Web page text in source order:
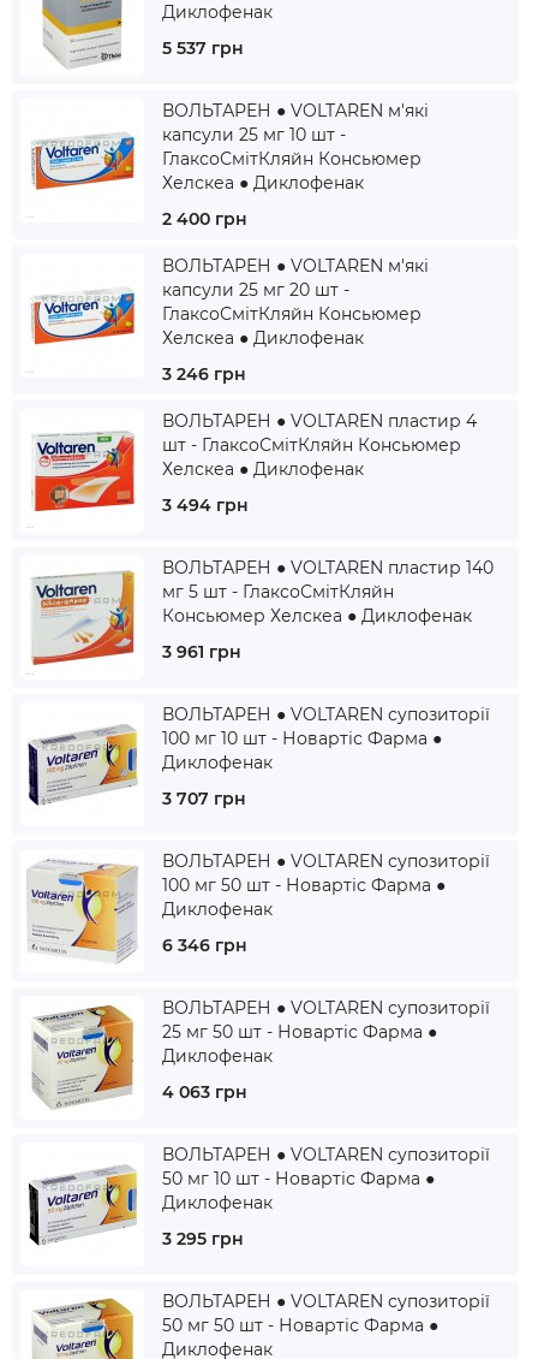
Диклофенак
5 537 грн
ВОЛЬТАРЕН ● VOLTAREN м'які
капсули 25 мг 10 шт -
ГлаксоСмітКляйн Консьюмер
Хелскеа ● Диклофенак
2 400 грн
ВОЛЬТАРЕН ● VOLTAREN м'які
капсули 25 мг 20 шт -
ГлаксоСмітКляйн Консьюмер
Хелскеа ● Диклофенак
3 246 грн
ВОЛЬТАРЕН ● VOLTAREN пластир 4
шт - ГлаксоСмітКляйн Консьюмер
Хелскеа ● Диклофенак
3 494 грн
ВОЛЬТАРЕН ● VOLTAREN пластир 140
мг 5 шт - ГлаксоСмітКляйн
Консьюмер Хелскеа ● Диклофенак
3 961 грн
ВОЛЬТАРЕН ● VOLTAREN супозиторії
100 мг 10 шт - Новартіс Фарма ●
Диклофенак
3 707 грн
ВОЛЬТАРЕН ● VOLTAREN супозиторії
100 мг 50 шт - Новартіс Фарма ●
Диклофенак
6 346 грн
ВОЛЬТАРЕН ● VOLTAREN супозиторії
25 мг 50 шт - Новартіс Фарма ●
Диклофенак
4 063 грн
ВОЛЬТАРЕН ● VOLTAREN супозиторії
50 мг 10 шт - Новартіс Фарма ●
Диклофенак
3 295 грн
ВОЛЬТАРЕН ● VOLTAREN супозиторії
50 мг 50 шт - Новартіс Фарма ●
Диклофенак